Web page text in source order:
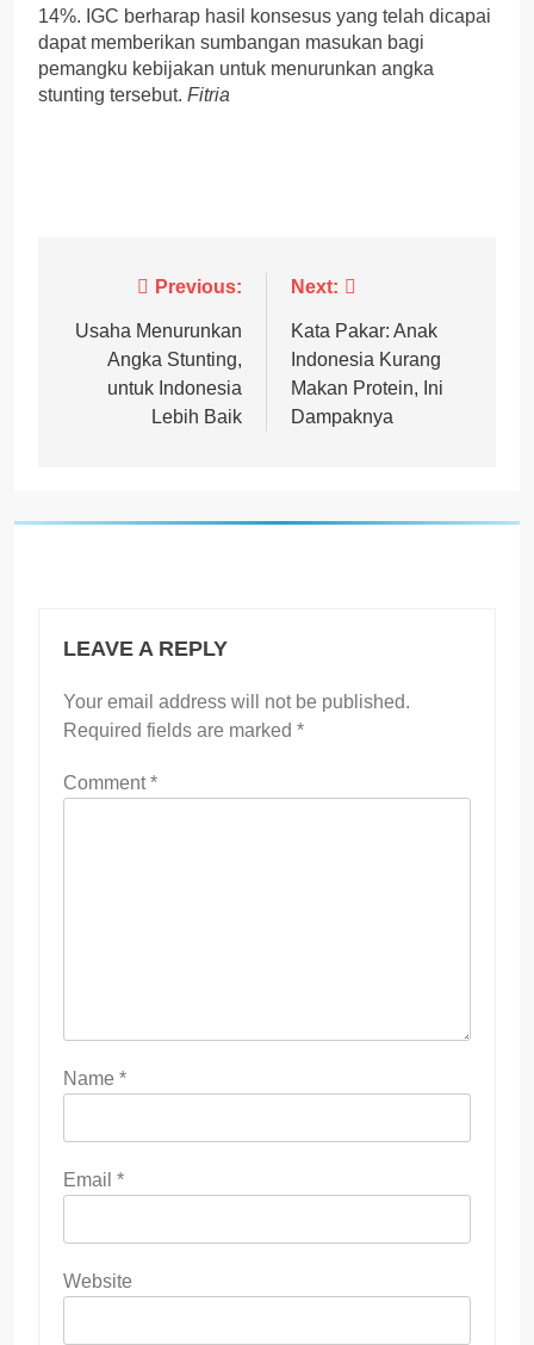
14%. IGC berharap hasil konsesus yang telah dicapai
dapat memberikan sumbangan masukan bagi
pemangku kebijakan untuk menurunkan angka
stunting tersebut. Fitria
navigation
Previous:
Usaha Menurunkan
Angka Stunting,
untuk Indonesia
Lebih Baik
Next:
Kata Pakar: Anak
Indonesia Kurang
Makan Protein, Ini
Dampaknya
LEAVE A REPLY
Your email address will not be published.
Required fields are marked *
Comment*
Name *
Email *
Website